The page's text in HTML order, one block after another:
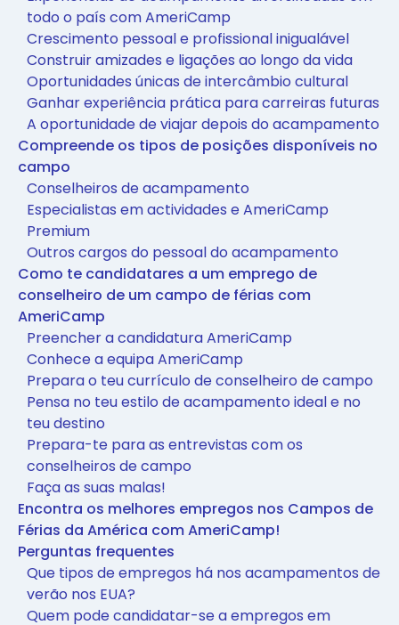
todo o país com AmeriCamp
Crescimento pessoal e profissional inigualável
Construir amizades e ligações ao longo da vida
Oportunidades únicas de intercâmbio cultural
Ganhar experiência prática para carreiras futuras
A oportunidade de viajar depois do acampamento
Compreende os tipos de posições disponíveis no
campo
Conselheiros de acampamento
Especialistas em actividades e AmeriCamp
Premium
Outros cargos do pessoal do acampamento
Como te candidatares a um emprego de
conselheiro de um campo de férias com
AmeriCamp
Preencher a candidatura AmeriCamp
Conhece a equipa AmeriCamp
Prepara o teu currículo de conselheiro de campo
Pensa no teu estilo de acampamento ideal e no
teu destino
Prepara-te para as entrevistas com os
conselheiros de campo
Faça as suas malas!
Encontra os melhores empregos nos Campos de
Férias da América com AmeriCamp!
Perguntas frequentes
Que tipos de empregos há nos acampamentos de
verão nos EUA?
Quem pode candidatar-se a empregos em